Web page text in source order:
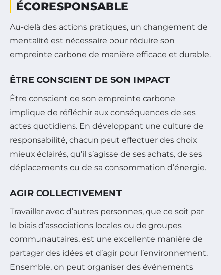
ÉCORESPONSABLE
Au-delà des actions pratiques, un changement de
mentalité est nécessaire pour réduire son
empreinte carbone de manière efficace et durable.
ÊTRE CONSCIENT DE SON IMPACT
Être conscient de son empreinte carbone
implique de réfléchir aux conséquences de ses
actes quotidiens. En développant une culture de
responsabilité, chacun peut effectuer des choix
mieux éclairés, qu’il s’agisse de ses achats, de ses
déplacements ou de sa consommation d’énergie.
AGIR COLLECTIVEMENT
Travailler avec d’autres personnes, que ce soit par
le biais d’associations locales ou de groupes
communautaires, est une excellente manière de
partager des idées et d’agir pour l’environnement.
Ensemble, on peut organiser des événements